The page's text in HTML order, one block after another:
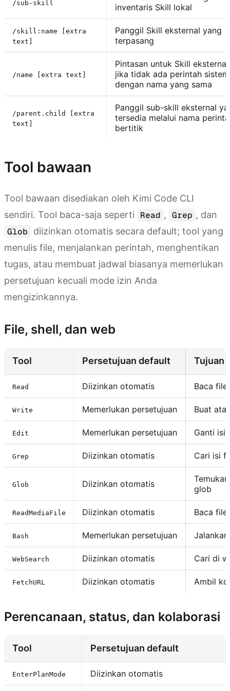
/sub-skill
inventaris Skill lokal
/skill:name [extra
text]
Panggil Skill eksternal yang
terpasang
/name [extra text]
Pintasan untuk Skill eksternal
jika tidak ada perintah sistem
dengan nama yang sama
/parent.child [extra
text]
Panggil sub-skill eksternal
tersedia melalui nama
bertitik
Tool bawaan
Tool bawaan disediakan oleh Kimi Code CLI
sendiri. Tool baca-saja seperti
Read , Grep , dan
Glob
diizinkan otomatis secara default; tool yang
menulis file, menjalankan perintah, menghentikan
tugas, atau membuat jadwal biasanya memerlukan
persetujuan kecuali mode izin Anda
mengizinkannya.
File, shell, dan web
Tool Persetujuan default Tujuan
Read Diizinkan otomatis Baca
Write Memerlukan persetujuan Buat
Edit Memerlukan persetujuan Ganti isi
Grep Diizinkan otomatis Cari isi
Glob Diizinkan otomatis
glob
ReadMediaFile Diizinkan otomatis Baca
Bash Memerlukan persetujuan
WebSearch Diizinkan otomatis Cari di
FetchURL Diizinkan otomatis Ambil
Perencanaan, status, dan kolaborasi
Tool Persetujuan default
EnterPlanMode Diizinkan otomatis